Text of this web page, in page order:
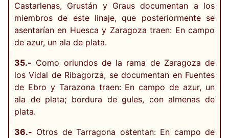
Castarlenas, Grustán y Graus documentan a los
miembros de este linaje, que posteriormente se
asentarían en Huesca y Zaragoza traen: En campo
de azur, un ala de plata.
35.- Como oriundos de la rama de Zaragoza de
los Vidal de Ribagorza, se documentan en Fuentes
de Ebro y Tarazona traen: En campo de azur, un
ala de plata; bordura de gules, con almenas de
plata.
36.- Otros de Tarragona ostentan: En campo de